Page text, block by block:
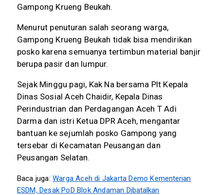
Gampong Krueng Beukah.
Menurut penuturan salah seorang warga,
Gampong Krueng Beukah tidak bisa mendirikan
posko karena semuanya tertimbun material banjir
berupa pasir dan lumpur.
Sejak Minggu pagi, Kak Na bersama Plt Kepala
Dinas Sosial Aceh Chaidir, Kepala Dinas
Perindustrian dan Perdagangan Aceh T Adi
Darma dan istri Ketua DPR Aceh, mengantar
bantuan ke sejumlah posko Gampong yang
tersebar di Kecamatan Peusangan dan
Peusangan Selatan.
Baca juga: Warga Aceh di Jakarta Demo Kementerian
ESDM, Desak PoD Blok Andaman Dibatalkan